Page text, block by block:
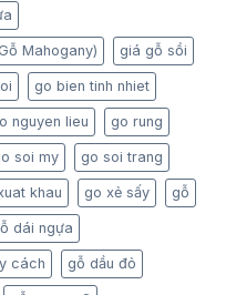
Mahogany) giá gỗ sồi
go bien tinh nhiet
nguyen lieu go rung
soi my go soi trang
khau go xẻ sấy gỗ
dái ngựa
cách gỗ dầu đỏ